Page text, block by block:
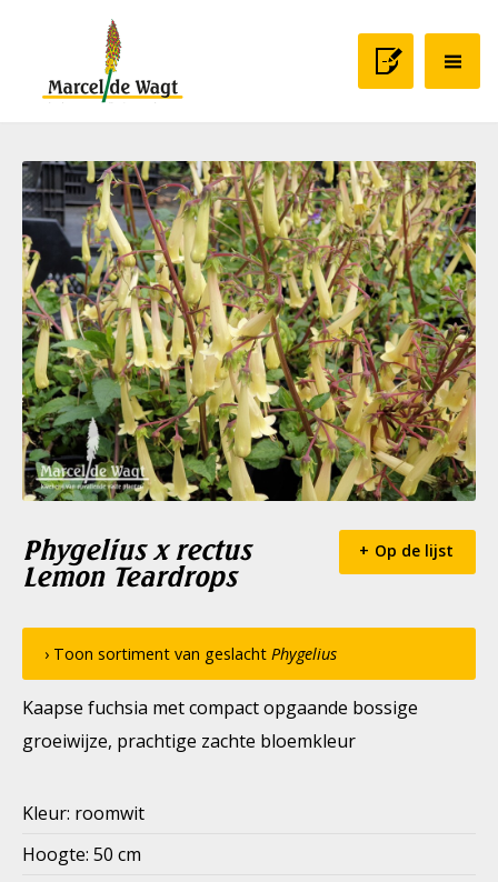
Phygelius x rectus
Lemon Teardrops
Op de lijst
› Toon sortiment van geslacht Phygelius
Kaapse fuchsia met compact opgaande bossige
groeiwijze, prachtige zachte bloemkleur
Kleur: roomwit
Hoogte: 50 cm